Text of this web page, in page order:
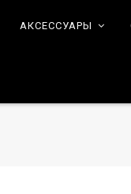
АКСЕССУАРЫ